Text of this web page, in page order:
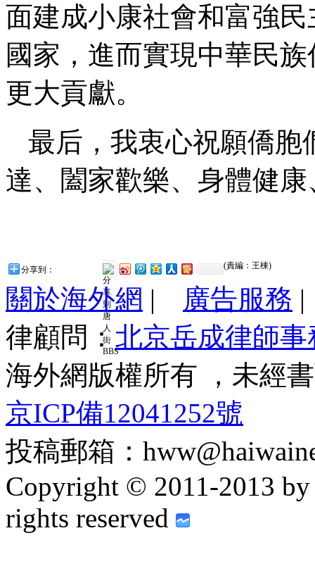
面建成小康社會和富強
國家，進而實現中華民
更大貢獻。
最后，我衷心祝願僑胞
達、闔家歡樂、身體健
分享到： (責編：王棟)
關於海外網 | 廣告服務
律顧問：北京岳成律師事
海外網版權所有 ，未經
京ICP備12041252號
投稿郵箱：
Copyright © 2011-2013
rights reserved